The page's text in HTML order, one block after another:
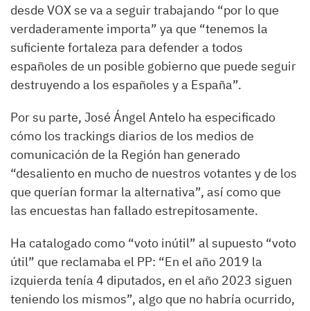
desde VOX se va a seguir trabajando “por lo que
verdaderamente importa” ya que “tenemos la
suficiente fortaleza para defender a todos
españoles de un posible gobierno que puede seguir
destruyendo a los españoles y a España”.
Por su parte, José Ángel Antelo ha especificado
cómo los trackings diarios de los medios de
comunicación de la Región han generado
“desaliento en mucho de nuestros votantes y de los
que querían formar la alternativa”, así como que
las encuestas han fallado estrepitosamente.
Ha catalogado como “voto inútil” al supuesto “voto
útil” que reclamaba el PP: “En el año 2019 la
izquierda tenía 4 diputados, en el año 2023 siguen
teniendo los mismos”, algo que no habría ocurrido,